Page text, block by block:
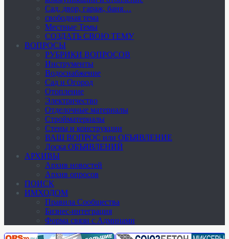
Cад, двор, гараж, баня…
свободная тема
Местные Темы
СОЗДАТЬ СВОЮ ТЕМУ
ВОПРОСЫ
РУБРИКИ ВОПРОСОВ
Инструменты
Водоснабжение
Сад и Огород
Отопление
Электричество
Отделочные материалы
Стройматериалы
Стены и конструкции
ВАШ ВОПРОС или ОБЪЯВЛЕНИЕ
Доска ОБЪЯВЛЕНИЙ
АРХИВЫ
Архив новостей
Архив опросов
ПОИСК
ИМХОДОМ
Правила Сообщества
Бизнес-интеграция
Форма связи с Админами